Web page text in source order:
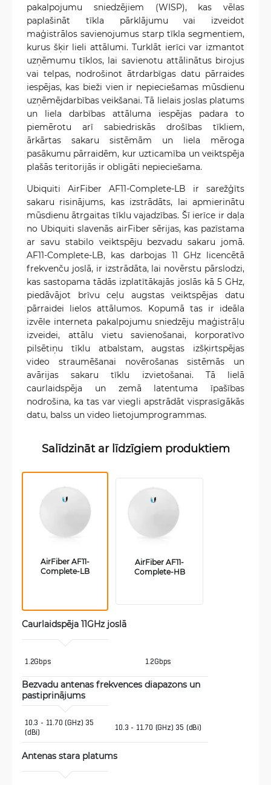
pakalpojumu sniedzējiem (WISP), kas vēlas
paplašināt tīkla pārklājumu vai izveidot
maģistrālos savienojumus starp tīkla segmentiem,
kurus šķir lieli attālumi. Turklāt ierīci var izmantot
uzņēmumu tīklos, lai savienotu attālinātus birojus
vai telpas, nodrošinot ātrdarbīgas datu pārraides
iespējas, kas bieži vien ir nepieciešamas mūsdienu
uzņēmējdarbības veikšanai. Tā lielais joslas platums
un liela darbības attāluma iespējas padara to
piemērotu arī sabiedriskās drošības tīkliem,
ārkārtas sakaru sistēmām un liela mēroga
pasākumu pārraidēm, kur uzticamība un veiktspēja
plašās teritorijās ir obligāti nepieciešama.
Ubiquiti AirFiber AF11-Complete-LB ir sarežģīts
sakaru risinājums, kas izstrādāts, lai apmierinātu
mūsdienu ātrgaitas tīklu vajadzības. Šī ierīce ir daļa
no Ubiquiti slavenās airFiber sērijas, kas pazīstama
ar savu stabilo veiktspēju bezvadu sakaru jomā.
AF11-Complete-LB, kas darbojas 11 GHz licencētā
frekvenču joslā, ir izstrādāta, lai novērstu pārslodzi,
kas sastopama tādās izplatītākajās joslās kā 5 GHz,
piedāvājot brīvu ceļu augstas veiktspējas datu
pārraidei lielos attālumos. Kopumā tas ir ideāla
izvēle interneta pakalpojumu sniedzēju maģistrāļu
izveidei, attālu vietu savienošanai, korporatīvo
pilsētiņu tīklu atbalstam, augstas izšķirtspējas
video straumēšanai novērošanas sistēmās un
avārijas sakaru tīklu izvietošanai. Tā lielā
caurlaidspēja un zemā latentuma īpašības
nodrošina, ka tas var viegli apstrādāt visprasīgākās
datu, balss un video lietojumprogrammas.
Salīdzināt ar līdzīgiem produktiem
AirFiber AF11-
Complete-LB
AirFiber AF11-
Complete-HB
Caurlaidspēja 11GHz joslā
1.2Gbps 1.2Gbps
Bezvadu antenas frekvences diapazons un
pastiprinājums
10.3 - 11.70 (GHz) 35
(dBi)
10.3 - 11.70 (GHz) 35 (dBi)
Antenas stara platums